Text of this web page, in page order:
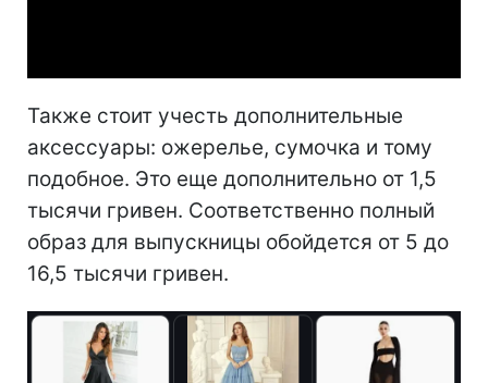
Также стоит учесть дополнительные
аксессуары: ожерелье, сумочка и тому
подобное. Это еще дополнительно от 1,5
тысячи гривен. Соответственно полный
образ для выпускницы обойдется от 5 до
16,5 тысячи гривен.